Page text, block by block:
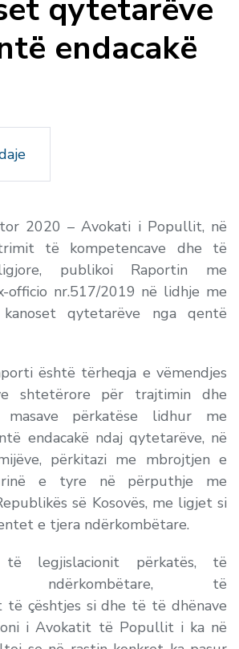
qytetarëve
endacakë
2020 – Avokati i Popullit, në
të kompetencave dhe të
publikoi Raportin me
officio nr.517/2019 në lidhje me
qytetarëve nga qentë
është tërheqja e vëmendjes
shtetërore për trajtimin dhe
masave përkatëse lidhur me
endacakë ndaj qytetarëve, në
përkitazi me mbrojtjen e
e tyre në përputhje me
së Kosovës, me ligjet si
e tjera ndërkombëtare.
legjislacionit përkatës, të
ndërkombëtare, të
të çështjes si dhe të të dhënave
i Avokatit të Popullit i ka në